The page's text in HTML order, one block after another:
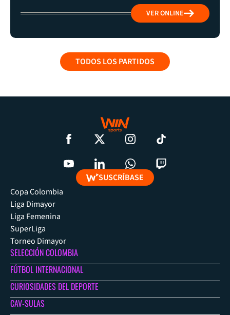
VER ONLINE
TODOS LOS PARTIDOS
SUSCRÍBASE
Copa Colombia
Liga Dimayor
Liga Femenina
SuperLiga
Torneo Dimayor
SELECCIÓN COLOMBIA
FÚTBOL INTERNACIONAL
CURIOSIDADES DEL DEPORTE
CAV-SULAS